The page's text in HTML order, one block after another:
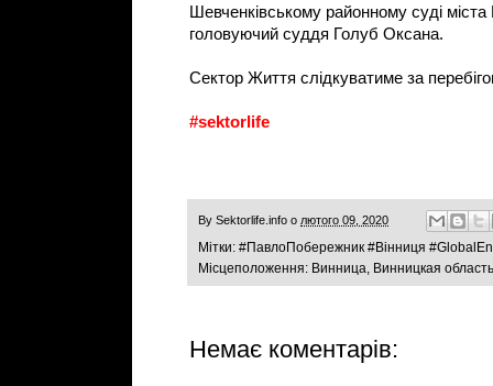
Шевченківському районному суді
головуючий суддя Голуб Оксана.
Сектор Життя слідкуватиме за
#sektorlife
By Sektorlife.info о лютого 09, 2020
Мітки: #ПавлоПобережник #Вінниця
Місцеположення: Винница, Винницкая
Немає коментарів: